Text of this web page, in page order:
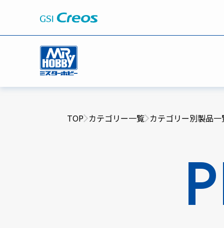
TOP カテゴリー一覧 カテゴリー別製品一